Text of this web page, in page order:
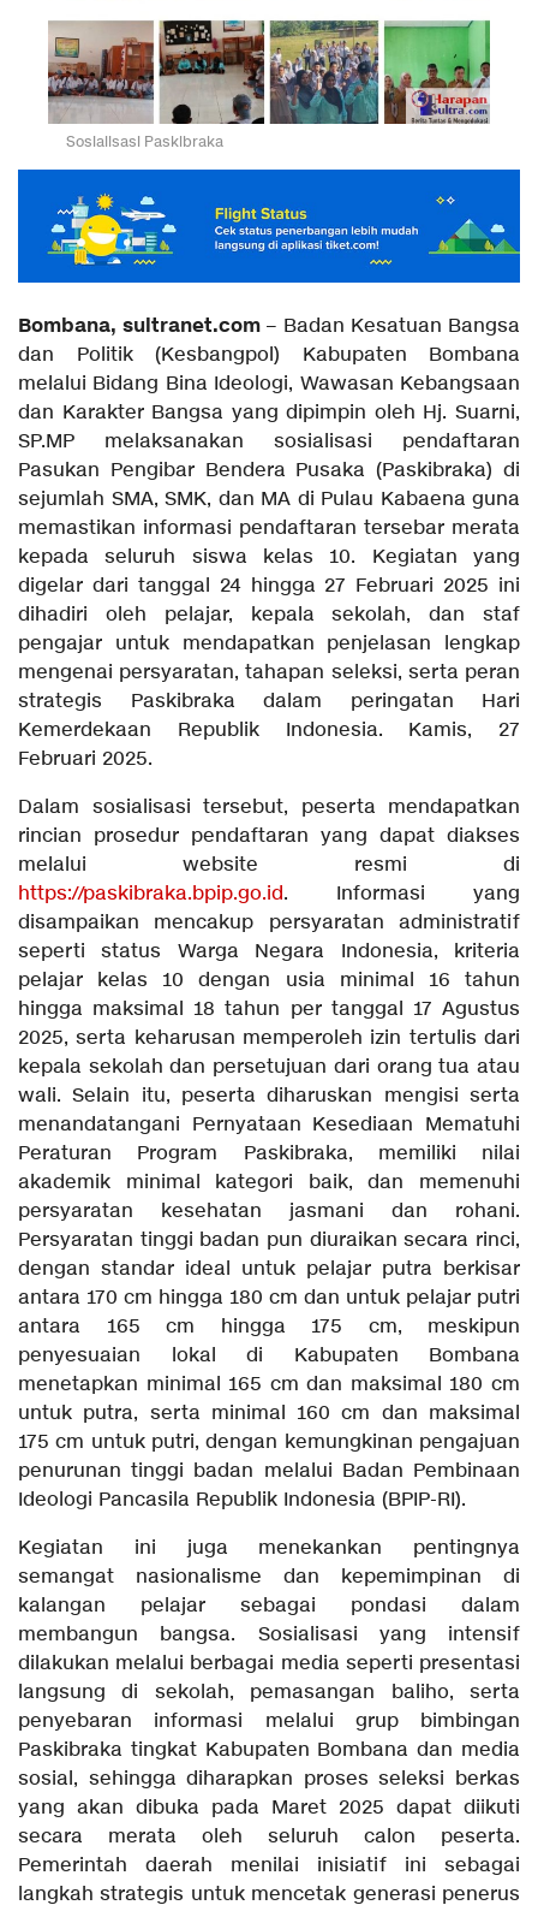
Sosialisasi Paskibraka
Bombana, sultranet.com – Badan Kesatuan Bangsa
dan Politik (Kesbangpol) Kabupaten Bombana
melalui Bidang Bina Ideologi, Wawasan Kebangsaan
dan Karakter Bangsa yang dipimpin oleh Hj. Suarni,
SP.MP melaksanakan sosialisasi pendaftaran
Pasukan Pengibar Bendera Pusaka (Paskibraka) di
sejumlah SMA, SMK, dan MA di Pulau Kabaena guna
memastikan informasi pendaftaran tersebar merata
kepada seluruh siswa kelas 10. Kegiatan yang
digelar dari tanggal 24 hingga 27 Februari 2025 ini
dihadiri oleh pelajar, kepala sekolah, dan staf
pengajar untuk mendapatkan penjelasan lengkap
mengenai persyaratan, tahapan seleksi, serta peran
strategis Paskibraka dalam peringatan Hari
Kemerdekaan Republik Indonesia. Kamis, 27
Februari 2025.
Dalam sosialisasi tersebut, peserta mendapatkan
rincian prosedur pendaftaran yang dapat diakses
melalui website resmi di
https://paskibraka.bpip.go.id. Informasi yang
disampaikan mencakup persyaratan administratif
seperti status Warga Negara Indonesia, kriteria
pelajar kelas 10 dengan usia minimal 16 tahun
hingga maksimal 18 tahun per tanggal 17 Agustus
2025, serta keharusan memperoleh izin tertulis dari
kepala sekolah dan persetujuan dari orang tua atau
wali. Selain itu, peserta diharuskan mengisi serta
menandatangani Pernyataan Kesediaan Mematuhi
Peraturan Program Paskibraka, memiliki nilai
akademik minimal kategori baik, dan memenuhi
persyaratan kesehatan jasmani dan rohani.
Persyaratan tinggi badan pun diuraikan secara rinci,
dengan standar ideal untuk pelajar putra berkisar
antara 170 cm hingga 180 cm dan untuk pelajar putri
antara 165 cm hingga 175 cm, meskipun
penyesuaian lokal di Kabupaten Bombana
menetapkan minimal 165 cm dan maksimal 180 cm
untuk putra, serta minimal 160 cm dan maksimal
175 cm untuk putri, dengan kemungkinan pengajuan
penurunan tinggi badan melalui Badan Pembinaan
Ideologi Pancasila Republik Indonesia (BPIP-RI).
Kegiatan ini juga menekankan pentingnya
semangat nasionalisme dan kepemimpinan di
kalangan pelajar sebagai pondasi dalam
membangun bangsa. Sosialisasi yang intensif
dilakukan melalui berbagai media seperti presentasi
langsung di sekolah, pemasangan baliho, serta
penyebaran informasi melalui grup bimbingan
Paskibraka tingkat Kabupaten Bombana dan media
sosial, sehingga diharapkan proses seleksi berkas
yang akan dibuka pada Maret 2025 dapat diikuti
secara merata oleh seluruh calon peserta.
Pemerintah daerah menilai inisiatif ini sebagai
langkah strategis untuk mencetak generasi penerus